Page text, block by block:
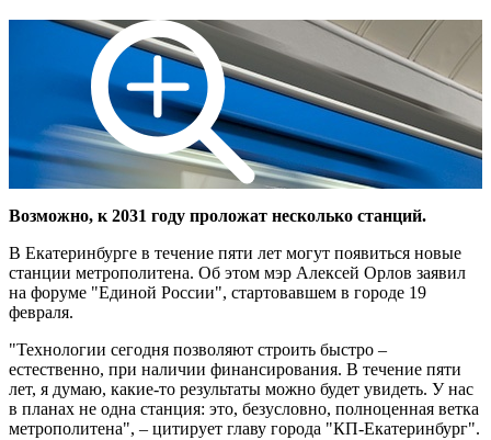
Возможно, к 2031 году проложат несколько станций.
В Екатеринбурге в течение пяти лет могут появиться новые
станции метрополитена. Об этом мэр Алексей Орлов заявил
на форуме "Единой России", стартовавшем в городе 19
февраля.
"Технологии сегодня позволяют строить быстро –
естественно, при наличии финансирования. В течение пяти
лет, я думаю, какие-то результаты можно будет увидеть. У нас
в планах не одна станция: это, безусловно, полноценная ветка
метрополитена", – цитирует главу города "КП-Екатеринбург".